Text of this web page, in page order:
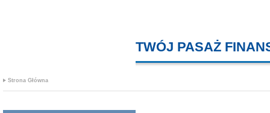
TWÓJ PASAŻ
Strona Główna